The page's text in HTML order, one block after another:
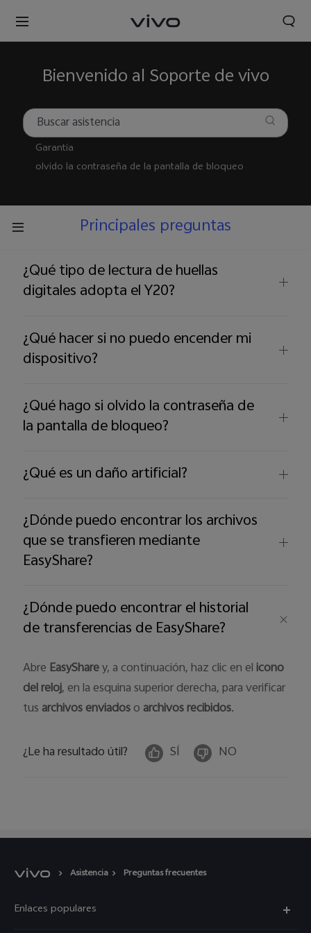
Perú | Seleccione país/región
Bienvenido al Soporte de vivo
Garantía
olvido la contraseña de la pantalla de bloqueo
Principales preguntas
¿Qué tipo de lectura de huellas
digitales adopta el Y20?
¿Qué hacer si no puedo encender mi
dispositivo?
¿Qué hago si olvido la contraseña de
la pantalla de bloqueo?
¿Qué es un daño artificial?
¿Dónde puedo encontrar los archivos
que se transfieren mediante
EasyShare?
¿Dónde puedo encontrar el historial
de transferencias de EasyShare?
Abre EasySharey, a continuación, haz clic en elicono
del reloj, en la esquina superior derecha, para verificar
tus archivos enviadoso archivos recibidos.
¿Le ha resultado útil? SÍ NO
Asistencia Preguntas frecuentes
Enlaces populares